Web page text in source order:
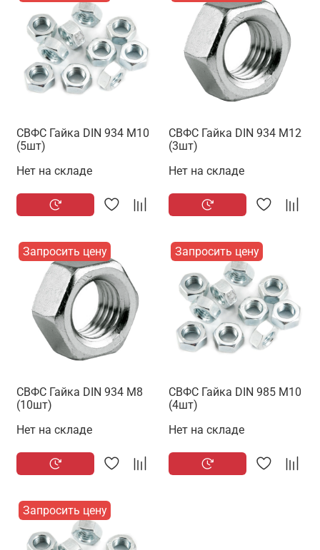
СВФС Гайка DIN 934 М10
(5шт)
Нет на складе
СВФС Гайка DIN 934 М12
(3шт)
Нет на складе
Запросить цену
СВФС Гайка DIN 934 М8
(10шт)
Нет на складе
Запросить цену
СВФС Гайка DIN 985 М10
(4шт)
Нет на складе
Запросить цену